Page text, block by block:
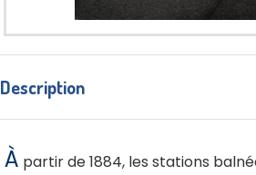
Description
À partir de 1884, les stations